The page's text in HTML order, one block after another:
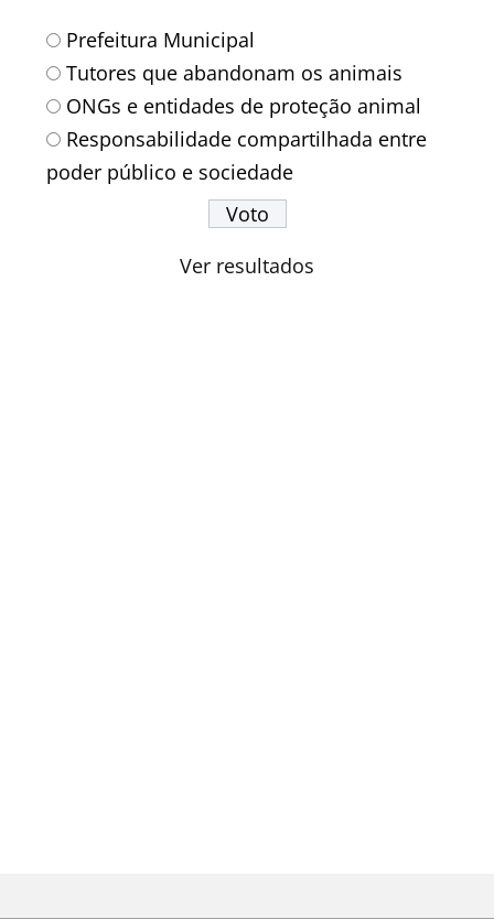
Prefeitura Municipal
Tutores que abandonam os animais
ONGs e entidades de proteção animal
Responsabilidade compartilhada entre
poder público e sociedade
Ver resultados